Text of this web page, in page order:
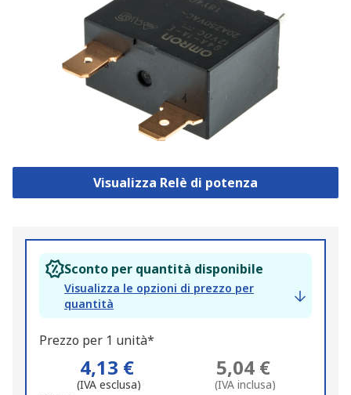
Visualizza Relè di potenza
Sconto per quantità disponibile
Visualizza le opzioni di prezzo per
quantità
Prezzo per 1 unità*
4,13 €
(IVA esclusa)
5,04 €
(IVA inclusa)